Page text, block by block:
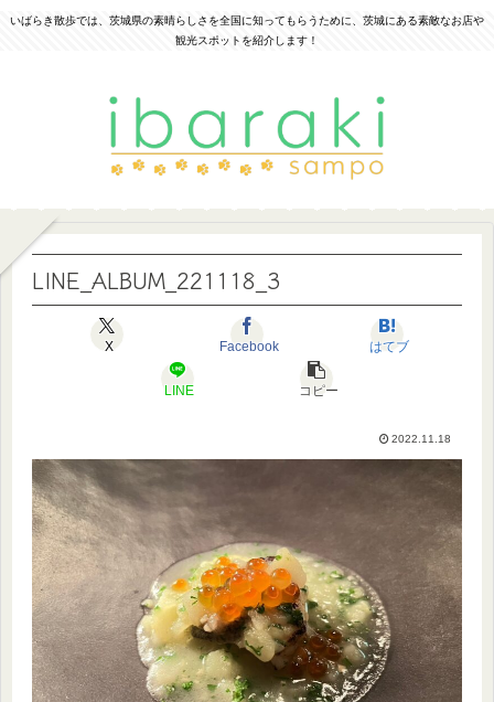
いばらき散歩では、茨城県の素晴らしさを全国に知ってもらうために、茨城にある素敵なお店や
観光スポットを紹介します！
LINE_ALBUM_221118_3
X Facebook はてブ
LINE コピー
2022.11.18